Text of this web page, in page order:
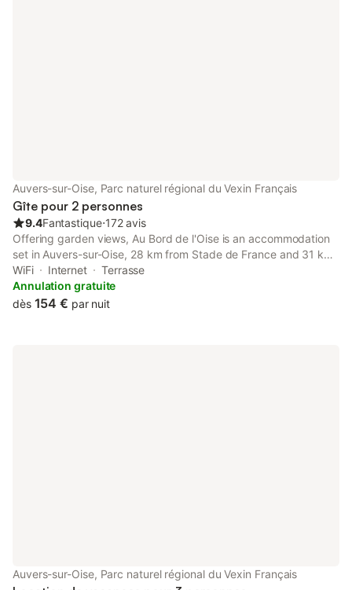
Auvers-sur-Oise, Parc naturel régional du Vexin Français
Gîte pour 2 personnes
9.4Fantastique⋅172 avis
Offering garden views, Au Bord de l'Oise is an accommodation
set in Auvers-sur-Oise, 28 km from Stade de France and 31 km
from Pigalle Metro Station. Free WiFi is available throughout the
property and private parking is available on site.
WiFi Internet
Terrasse
Annulation gratuite
dès 154 € par nuit
Auvers-sur-Oise, Parc naturel régional du Vexin Français